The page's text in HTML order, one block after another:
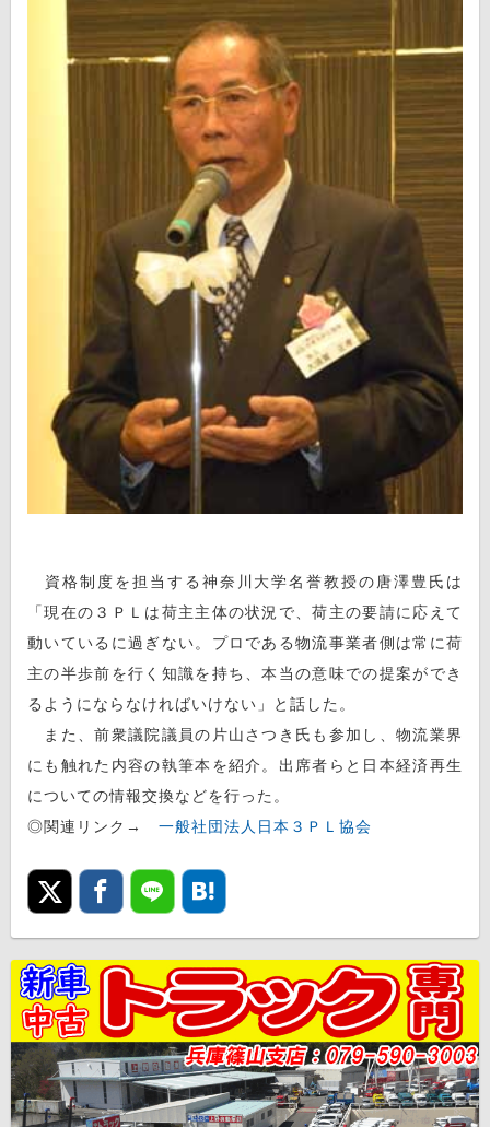
資格制度を担当する神奈川大学名誉教授の唐澤豊氏は
「現在の３ＰＬは荷主主体の状況で、荷主の要請に応えて
動いているに過ぎない。プロである物流事業者側は常に荷
主の半歩前を行く知識を持ち、本当の意味での提案ができ
るようにならなければいけない」と話した。
また、前衆議院議員の片山さつき氏も参加し、物流業界
にも触れた内容の執筆本を紹介。出席者らと日本経済再生
についての情報交換などを行った。
◎関連リンク→ 一般社団法人日本３ＰＬ協会